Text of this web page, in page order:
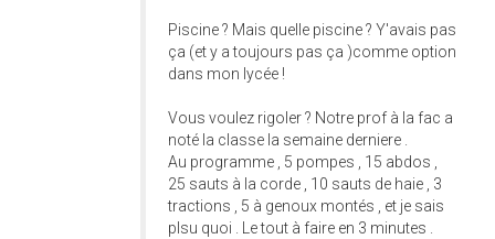
Piscine ? Mais quelle piscine ? Y'avais pas
ça (et y a toujours pas ça )comme option
dans mon lycée !
Vous voulez rigoler ? Notre prof à la fac a
noté la classe la semaine derniere .
Au programme , 5 pompes , 15 abdos ,
25 sauts à la corde , 10 sauts de haie , 3
tractions , 5 à genoux montés , et je sais
plsu quoi . Le tout à faire en 3 minutes .